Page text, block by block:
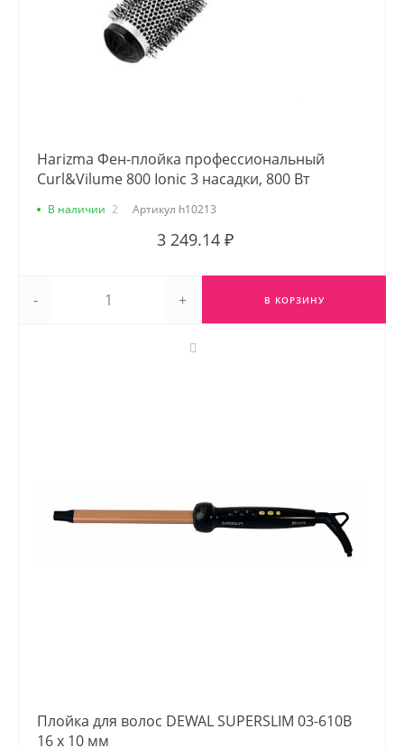
Harizma Фен-плойка профессиональный
Curl&Vilume 800 Ionic 3 насадки, 800 Вт
В наличии 2 Артикул h10213
3 249.14 ₽
- + В КОРЗИНУ
Плойка для волос DEWAL SUPERSLIM 03-610B
16 х 10 мм